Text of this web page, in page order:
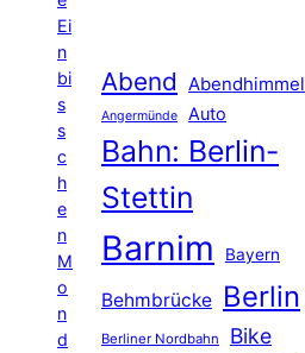
Ei
n
bi
s
s
c
h
e
n
M
o
n
d
Abend Abendhimmel
Angermünde Auto
Bahn: Berlin-
Stettin
Barnim Bayern
Behmbrücke Berlin
Berliner Nordbahn Bike